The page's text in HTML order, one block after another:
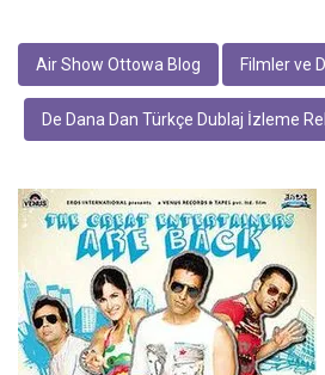
Air Show Ottowa Blog Filmler ve
De Dana Dan Türkçe Dublaj İzleme